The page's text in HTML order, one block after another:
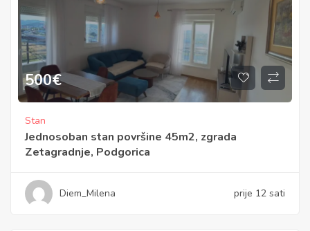
500€
Stan
Jednosoban stan površine 45m2, zgrada
Zetagradnje, Podgorica
Diem_Milena prije 12 sati